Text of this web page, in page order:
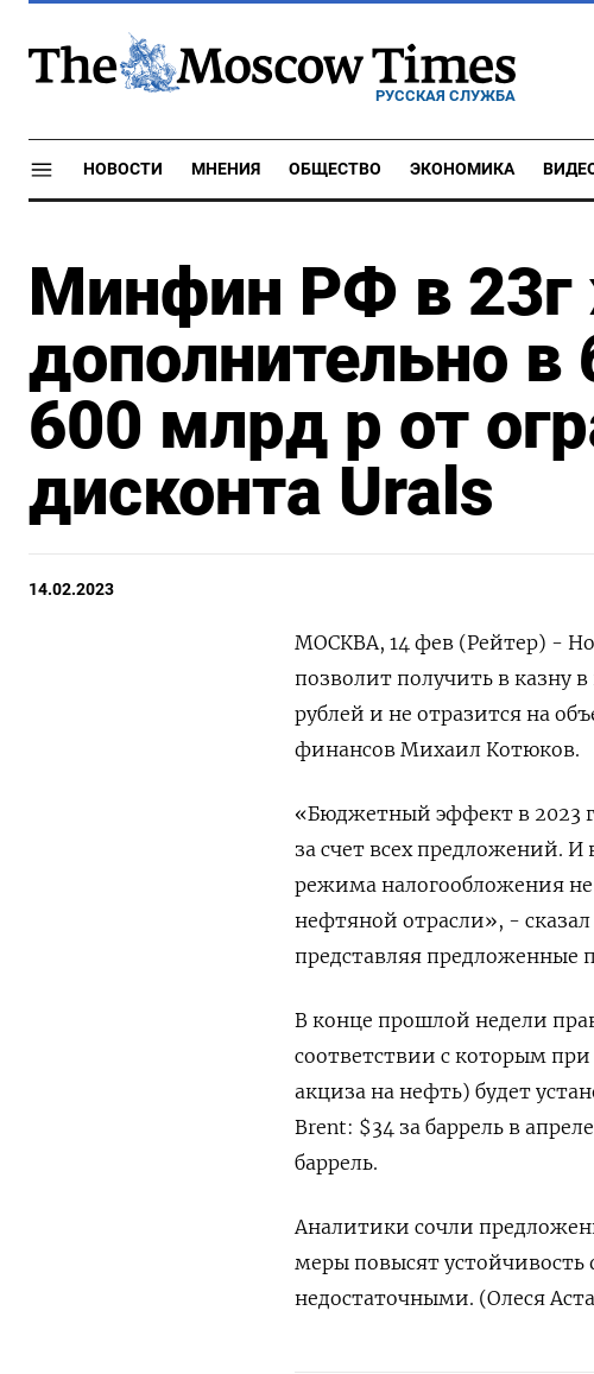
РУССКАЯ СЛУЖБА
НОВОСТИ МНЕНИЯ ОБЩЕСТВО ЭКОНОМИКА
Минфин РФ в
дополнительно
600 млрд р от
дисконта Urals
14.02.2023
МОСКВА, 14 фев (Рейтер) -
позволит получить в казну
рублей и не отразится на
финансов Михаил Котюков.
«Бюджетный эффект в 2023
за счет всех предложений.
режима налогообложения
нефтяной отрасли», -
представляя предложенные
В конце прошлой недели
соответствии с которым
акциза на нефть) будет
Brent: $34 за баррель в
баррель.
Аналитики сочли
меры повысят
недостаточными. (Олеся